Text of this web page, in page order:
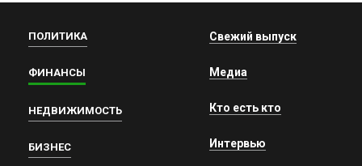
ПОЛИТИКА
ФИНАНСЫ
НЕДВИЖИМОСТЬ
БИЗНЕС
Свежий выпуск
Медиа
Кто есть кто
Интервью